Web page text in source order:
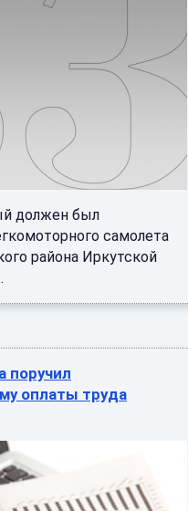
должен был
самолета
района Иркутской
поручил
оплаты труда